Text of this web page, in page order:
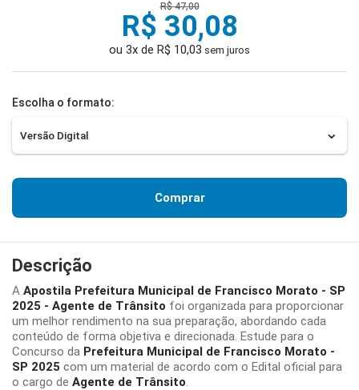
R$ 47,00
R$ 30,08
ou 3x de R$ 10,03 sem juros
Escolha o formato:
Comprar
Descrição
A Apostila Prefeitura Municipal de Francisco Morato - SP
2025 - Agente de Trânsito foi organizada para proporcionar
um melhor rendimento na sua preparação, abordando cada
conteúdo de forma objetiva e direcionada. Estude para o
Concurso da Prefeitura Municipal de Francisco Morato -
SP 2025 com um material de acordo com o Edital oficial para
o cargo de Agente de Trânsito.